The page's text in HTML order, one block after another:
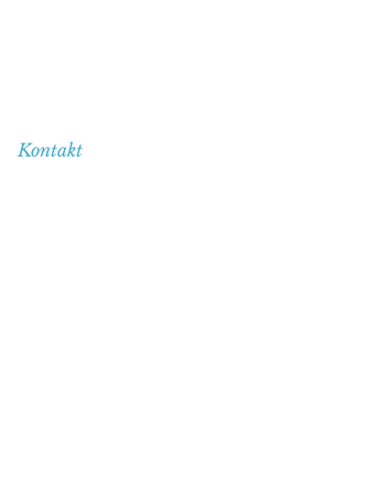
Kontakt